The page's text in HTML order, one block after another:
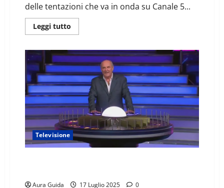
delle tentazioni che va in onda su Canale 5...
Leggi tutto
Televisione
Aura Guida 17 Luglio 2025 0